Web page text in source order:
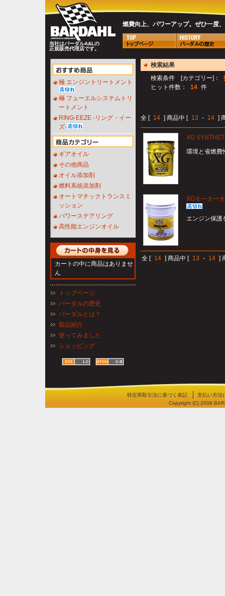
当社はバーダルA&Lの
正規販売代理店です。
燃費向上、パワーアップ。ぜひ一度
極 エンジントリートメント
極 フューエルシステムトリ
ートメント
RING-EEZE -リング・イー
ズ-
ギアオイル
その他商品
オイル添加剤
燃料系統添加剤
オートマチックトランスミ
ッション
パワーステアリング
高性能エンジンオイル
カートの中に商品はありませ
ん
トップページ
バーダルの歴史
バーダルとは？
製品紹介
使ってみました
ショッピング
検索結果
検索条件 [カテゴリー]：
ヒット件数：
14 件
全 [ 14 ] 商品中 [ 13 - 14 ]
XG
環境と省燃費
XGモーター
エンジン保護
全 [ 14 ] 商品中 [ 13 - 14 ]
特定商取引法に基づく表記
支払い方法
Copyright (C) 2008